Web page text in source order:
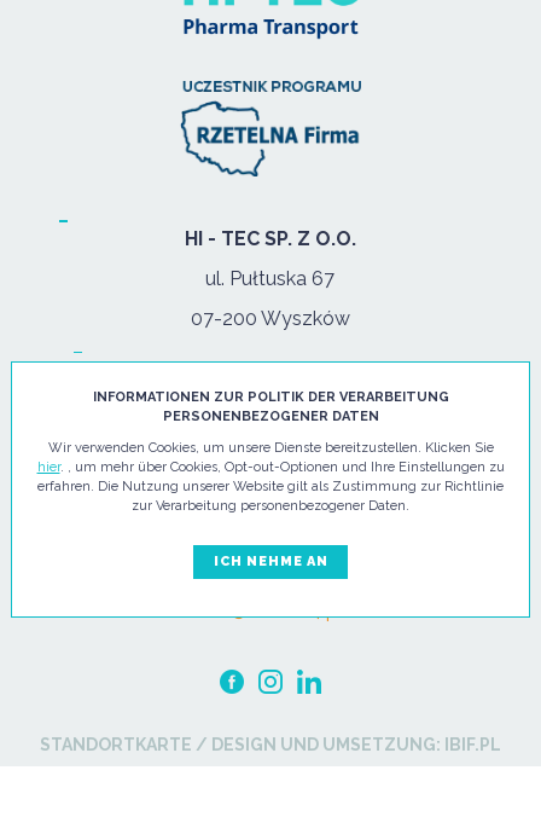
HI - TEC SP. Z O.O.
ul. Pułtuska 67
07-200 Wyszków
TELEFON
tel:+48 29 743 08 80
mob:+48 502 702 472
Mo. - Fr: 08:00-17:00
E-MAIL
STANDORTKARTE / DESIGN UND UMSETZUNG: IBIF.PL
INFORMATIONEN ZUR POLITIK DER VERARBEITUNG
PERSONENBEZOGENER DATEN
Wir verwenden Cookies, um unsere Dienste bereitzustellen. Klicken Sie
hier. , um mehr über Cookies, Opt-out-Optionen und Ihre Einstellungen zu
erfahren. Die Nutzung unserer Website gilt als Zustimmung zur Richtlinie
zur Verarbeitung personenbezogener Daten.
ICH NEHME AN